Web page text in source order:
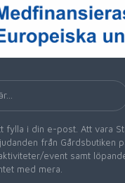
fylla i din e-post. Att vara
från Gårdsbutiken
event samt
med mera.